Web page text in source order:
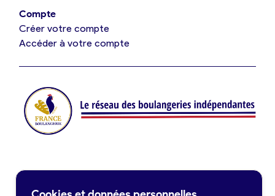
Je suis fournisseur
Je crée mon compte
Compte
Créer votre compte
Accéder à votre compte